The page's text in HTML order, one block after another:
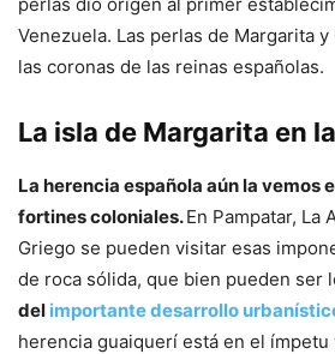
Venezuela. Las perlas de Margarita
las coronas de las reinas españolas.
La isla de Margarita en
La herencia española aún la vemos
fortines coloniales.En Pampatar, La
Griego se pueden visitar esas
de roca sólida, que bien pueden ser
del importante desarrollo
herencia guaiquerí está en el ímpetu